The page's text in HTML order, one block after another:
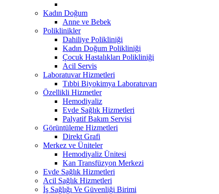
Kadın Doğum
Anne ve Bebek
Poliklinikler
Dahiliye Polikliniği
Kadın Doğum Polikliniği
Çocuk Hastalıkları Polikliniği
Acil Servis
Laboratuvar Hizmetleri
Tıbbi Biyokimya Laboratuvarı
Özellikli Hizmetler
Hemodiyaliz
Evde Sağlık Hizmetleri
Palyatif Bakım Servisi
Görüntüleme Hizmetleri
Direkt Grafi
Merkez ve Üniteler
Hemodiyaliz Ünitesi
Kan Transfüzyon Merkezi
Evde Sağlık Hizmetleri
Acil Sağlık Hizmetleri
İş Sağlığı Ve Güvenliği Birimi